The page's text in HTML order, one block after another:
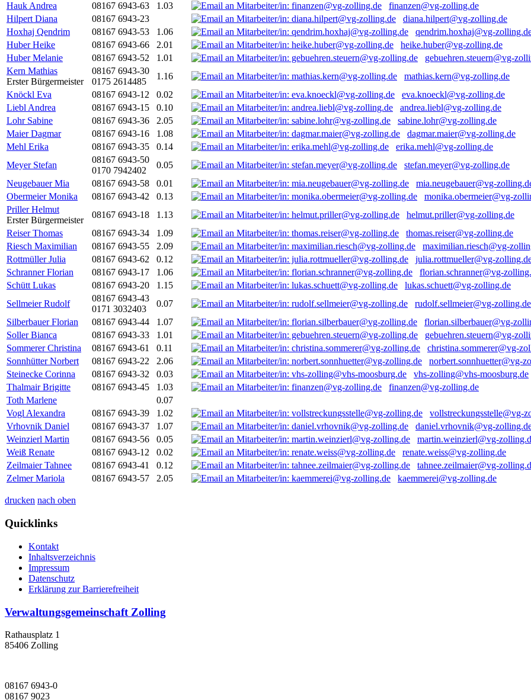
Hauk Andrea
08167 6943-63 1.03
finanzen@vg-zolling.de
Hilpert Diana
08167 6943-23
diana.hilpert@vg-zolling.de
Hoxhaj Qendrim
08167 6943-53 1.06
qendrim.hoxhaj@vg-
Huber Heike
08167 6943-66 2.01
heike.huber@vg-zolling.de
Huber Melanie
08167 6943-52 1.01
gebuehren.steuern@vg-
Kern Mathias
Erster Bürgermeister
08167 6943-30
0175 2614485
1.16
mathias.kern@vg-zolling.de
Knöckl Eva
08167 6943-12 0.02
eva.knoeckl@vg-zolling.de
Liebl Andrea
08167 6943-15 0.10
andrea.liebl@vg-zolling.de
Lohr Sabine
08167 6943-36 2.05
sabine.lohr@vg-zolling.de
Maier Dagmar
08167 6943-16 1.08
dagmar.maier@vg-zolling.de
Mehl Erika
08167 6943-35 0.14
erika.mehl@vg-zolling.de
Meyer Stefan
08167 6943-50
0170 7942402
0.05
stefan.meyer@vg-zolling.de
Neugebauer Mia
08167 6943-58 0.01
mia.neugebauer@vg-
Obermeier Monika
08167 6943-42 0.13
monika.obermeier@vg-
Priller Helmut
Erster Bürgermeister
08167 6943-18 1.13
helmut.priller@vg-zolling.de
Reiser Thomas
08167 6943-34 1.09
thomas.reiser@vg-zolling.de
Riesch Maximilian
08167 6943-55 2.09
maximilian.riesch@vg-
Rottmüller Julia
08167 6943-62 0.12
julia.rottmueller@vg-
Schranner Florian
08167 6943-17 1.06
florian.schranner@vg-
Schütt Lukas
08167 6943-20 1.15
lukas.schuett@vg-zolling.de
Sellmeier Rudolf
08167 6943-43
0171 3032403
0.07
rudolf.sellmeier@vg-zolling.de
Silberbauer Florian
08167 6943-44 1.07
florian.silberbauer@vg-
Soller Bianca
08167 6943-33 1.01
gebuehren.steuern@vg-
Sommerer Christina
08167 6943-61 0.11
christina.sommerer@vg-
Sonnhütter Norbert
08167 6943-22 2.06
norbert.sonnhuetter@vg-
Steinecke Corinna
08167 6943-32 0.03
vhs-zolling@vhs-moosburg.de
Thalmair Brigitte
08167 6943-45 1.03
finanzen@vg-zolling.de
Toth Marlene
0.07
Vogl Alexandra
08167 6943-39 1.02
vollstreckungsstelle@vg-
Vrhovnik Daniel
08167 6943-37 1.07
daniel.vrhovnik@vg-
Weinzierl Martin
08167 6943-56 0.05
martin.weinzierl@vg-
Weiß Renate
08167 6943-12 0.02
renate.weiss@vg-zolling.de
Zeilmaier Tahnee
08167 6943-41 0.12
tahnee.zeilmaier@vg-
Zelmer Mariola
08167 6943-57 2.05 kaemmerei@vg-zolling.de
drucken nach oben
Quicklinks
Kontakt
Inhaltsverzeichnis
Impressum
Datenschutz
Erklärung zur Barrierefreiheit
Verwaltungsgemeinschaft Zolling
Rathausplatz 1
85406 Zolling
08167 6943-0
08167 9023